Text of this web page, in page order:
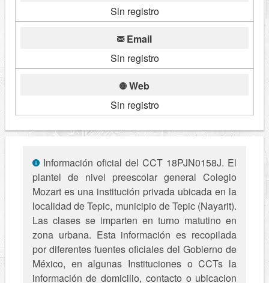
Sin registro
Email
Sin registro
Web
Sin registro
Información oficial del CCT 18PJN0158J. El
plantel de nivel preescolar general Colegio
Mozart es una institución privada ubicada en la
localidad de Tepic, municipio de Tepic (Nayarit).
Las clases se imparten en turno matutino en
zona urbana. Esta información es recopilada
por diferentes fuentes oficiales del Gobierno de
México, en algunas Instituciones o CCTs la
información de domicilio, contacto o ubicacion